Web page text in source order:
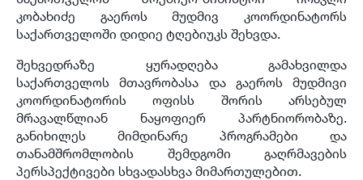
კობახიძე გაეროს მუდმივ კოორდინატორს
საქართველოში დიდიე ტღებიუკს შეხვდა.
შეხვედრაზე ყურადღება გამახვილდა
საქართველოს მთავრობასა და გაეროს მუდმივი
კოორდინატორის ოფისს შორის არსებულ
მრავალწლიან ნაყოფიერ პარტნიორობაზე.
განიხილეს მიმდინარე პროგრამები და
თანამშრომლობის შემდგომი გაღრმავების
პერსპექტივები სხვადასხვა მიმართულებით.